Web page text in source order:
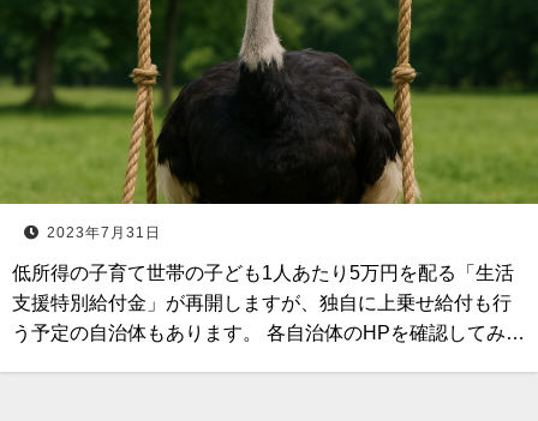
2023年7月31日
低所得の子育て世帯の子ども1人あたり5万円を配る「生活
支援特別給付金」が再開しますが、独自に上乗せ給付も行
う予定の自治体もあります。 各自治体のHPを確認してみ…